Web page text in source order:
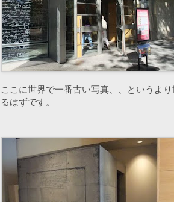
ここに世界で一番古い写真、、というよ
るはずです。